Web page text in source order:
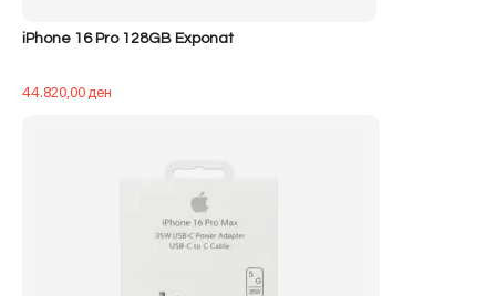
iPhone 16 Pro 128GB Exponat
44.820,00ден